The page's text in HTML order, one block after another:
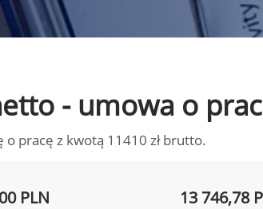
- umowa o
pracę z kwotą 11410 zł brutto.
PLN 13 746,78